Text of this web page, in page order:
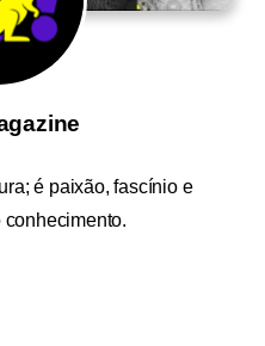
é paixão, fascínio e